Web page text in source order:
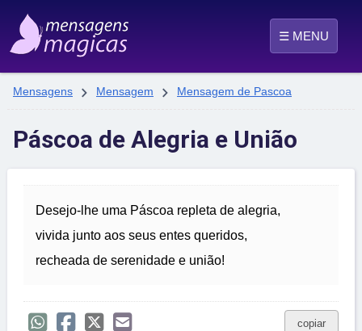
☰ MENU
Mensagens  Mensagem  Mensagem de Pascoa
Páscoa de Alegria e União
Desejo-lhe uma Páscoa repleta de alegria,
vivida junto aos seus entes queridos,
recheada de serenidade e união!
copiar